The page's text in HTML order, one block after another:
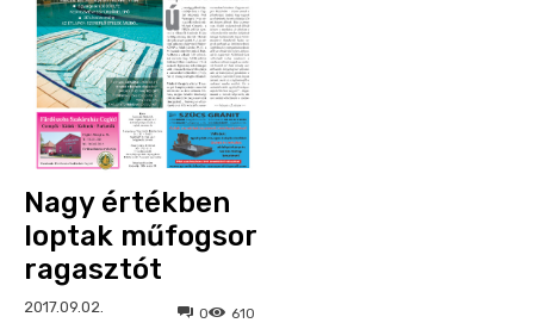
Nagy értékben
loptak műfogsor
ragasztót
2017.09.02. 610
0